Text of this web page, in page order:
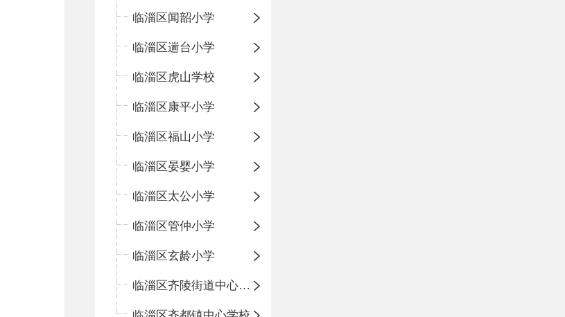
临淄区闻韶小学
临淄区遄台小学
临淄区虎山学校
临淄区康平小学
临淄区福山小学
临淄区晏婴小学
临淄区太公小学
临淄区管仲小学
临淄区玄龄小学
临淄区齐陵街道中心学校